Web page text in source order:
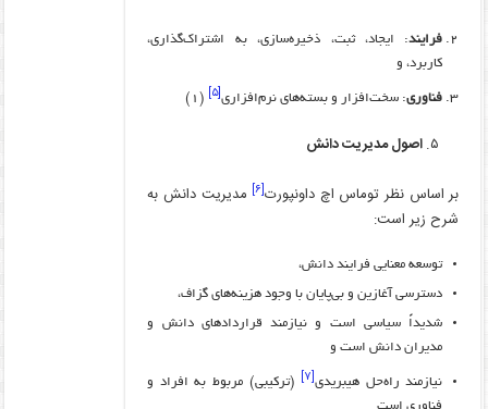
فرایند: ایجاد، ثبت، ذخیره‌سازی، به اشتراک‌گذاری،
کاربرد، و
فناوری: سخت‌افزار و بسته‌های نرم‌افزاری[۵] (۱)
۵. اصول مدیریت دانش
بر اساس نظر توماس اچ داونپورت[۶]
مدیریت دانش به
شرح زیر است:
توسعه معنایی فرایند دانش،
دسترسی آغازین و بی‌پایان با وجود هزینه‌های گزاف،
شدیداً سیاسی است و نیازمند قراردادهای دانش و
مدیران دانش است و
نیازمند راه‌حل هیبریدی[۷]
(ترکیبی) مربوط به افراد و
فناوری است